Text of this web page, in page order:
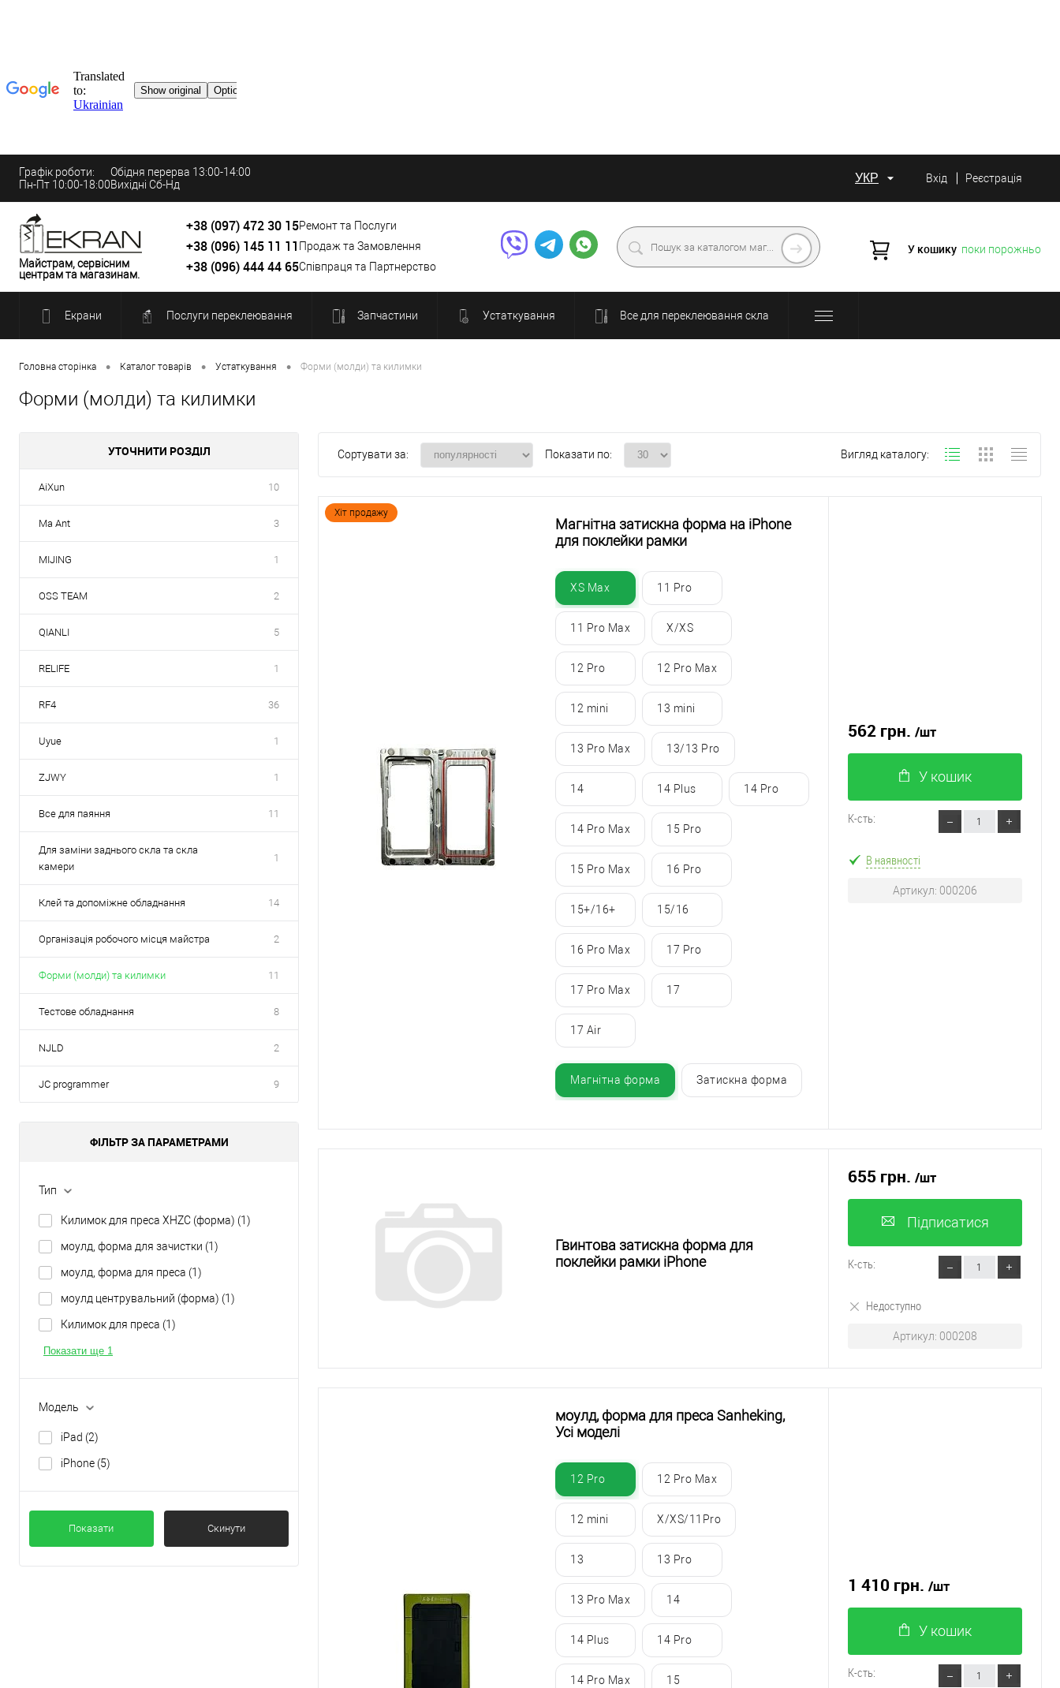
Графік роботи:
Пн-Пт 10:00-18:00
Обідня перерва 13:00-14:00
Вихідні Сб-Нд
УКР Вхід Реєстрація
Майстрам, сервісним
центрам та магазинам.
+38 (097) 472 30 15Ремонт та Послуги
+38 (096) 145 11 11 Продаж та Замовлення
+38 (096) 444 44 65Співпраця та Партнерство
У кошику поки порожньо
Екрани Послуги переклеювання Запчастини Устаткування Все для переклеювання скла
Головна сторінка • Каталог товарів • Устаткування • Форми (молди) та килимки
Форми (молди) та килимки
УТОЧНИТИ РОЗДІЛ
AiXun 10
Ma Ant 3
MIJING 1
OSS TEAM 2
QIANLI 5
RELIFE 1
RF4 36
Uyue 1
ZJWY 1
Все для паяння 11
Для заміни заднього скла та скла
камери
1
Клей та допоміжне обладнання 14
Організація робочого місця майстра 2
Форми (молди) та килимки 11
Тестове обладнання 8
NJLD 2
JC programmer 9
ФІЛЬТР ЗА ПАРАМЕТРАМИ
Тип
Килимок для преса XHZC (форма) (1)
моулд, форма для зачистки (1)
моулд, форма для преса (1)
моулд центрувальний (форма) (1)
Килимок для преса (1)
Показати ще 1
Модель
iPad (2)
iPhone (5)
Показати Скинути
Сортувати за: Показати по: Вигляд каталогу:
Хіт продажу
Магнітна затискна форма на iPhone
для поклейки рамки
XS Max 11 Pro
11 Pro Max X/XS
12 Pro 12 Pro Max
12 mini 13 mini
13 Pro Max 13/13 Pro
14 14 Plus 14 Pro
14 Pro Max 15 Pro
15 Pro Max 16 Pro
15+/16+ 15/16
16 Pro Max 17 Pro
17 Pro Max 17
17 Air
Магнітна форма Затискна форма
562 грн. /шт
У кошик
К-сть:
В наявності
Артикул: 000206
Гвинтова затискна форма для
поклейки рамки iPhone
655 грн. /шт
Підписатися
К-сть:
Недоступно
Артикул: 000208
моулд, форма для преса Sanheking,
Усі моделі
12 Pro 12 Pro Max
12 mini X/XS/11Pro
13 13 Pro
13 Pro Max 14
14 Plus 14 Pro
14 Pro Max 15
1 410 грн. /шт
У кошик
К-сть: